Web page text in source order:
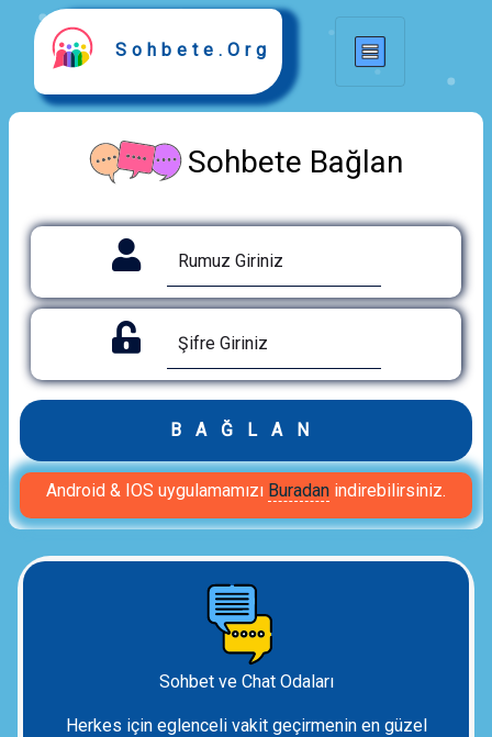
Sohbete.Org
Sohbete Bağlan
BAĞLAN
Android & IOS uygulamamızı Buradan indirebilirsiniz.
Sohbet ve Chat Odaları
Herkes için eglenceli vakit geçirmenin en güzel